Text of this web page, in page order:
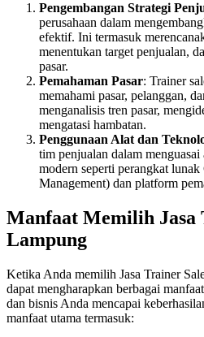
Pengembangan Strategi
perusahaan dalam
efektif. Ini termasuk
menentukan target penjualan,
pasar.
Pemahaman Pasar: Trainer
memahami pasar, pelanggan,
menganalisis tren pasar,
mengatasi hambatan.
Penggunaan Alat dan
tim penjualan dalam
modern seperti perangkat
Management) dan platform
Manfaat Memilih Jasa
Lampung
Ketika Anda memilih Jasa Trainer
dapat mengharapkan berbagai
dan bisnis Anda mencapai
manfaat utama termasuk: